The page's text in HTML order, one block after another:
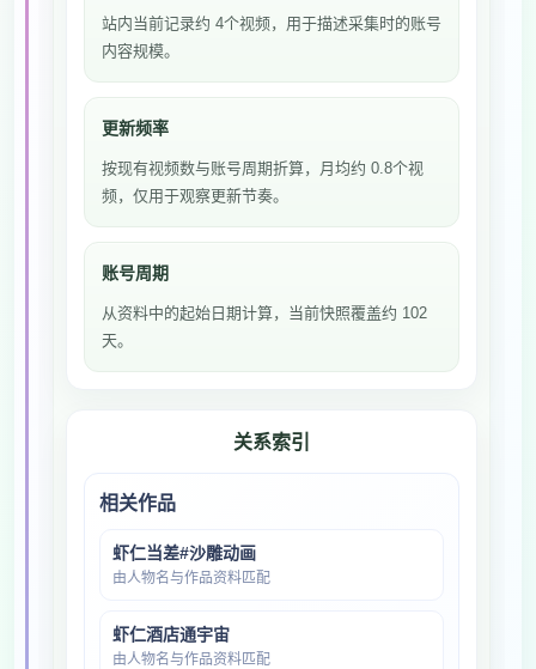
站内当前记录约 4个视频，用于描述采集时的账号
内容规模。
更新频率
按现有视频数与账号周期折算，月均约 0.8个视
频，仅用于观察更新节奏。
账号周期
从资料中的起始日期计算，当前快照覆盖约 102
天。
关系索引
相关作品
虾仁当差#沙雕动画
由人物名与作品资料匹配
虾仁酒店通宇宙
由人物名与作品资料匹配